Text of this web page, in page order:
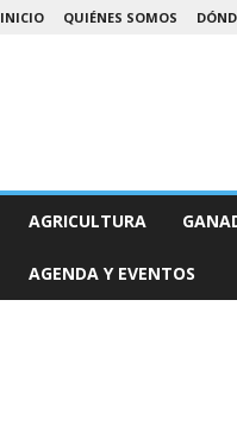
INICIO QUIÉNES SOMOS
AGRICULTURA
AGENDA Y EVENTOS